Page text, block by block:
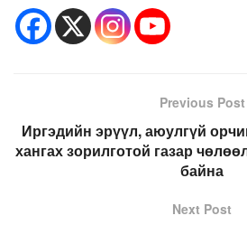
Previous Post
Иргэдийн эрүүл, аюулгүй
хангах зорилготой газар
байна
Next Post